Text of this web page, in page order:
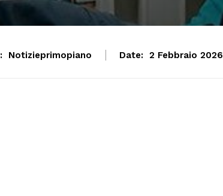
Notizieprimopiano Date: 2 Febbraio 2026